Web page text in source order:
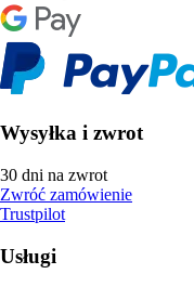
Wysyłka i zwrot
30 dni na zwrot
Zwróć zamówienie
Trustpilot
Usługi